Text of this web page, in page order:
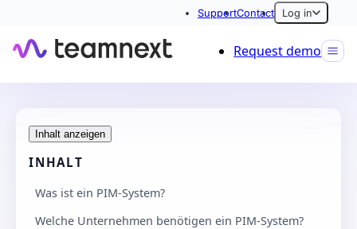
SupportContact Log in
Request demo
Inhalt anzeigen
INHALT
Was ist ein PIM-System?
Welche Unternehmen benötigen ein PIM-System?